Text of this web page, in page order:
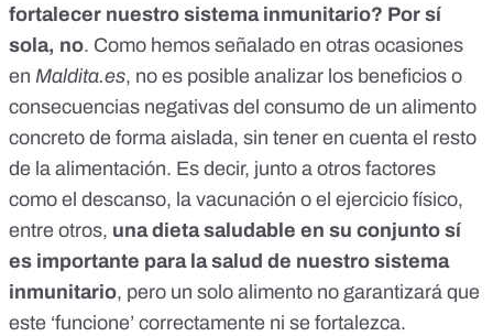
fortalecer nuestro sistema inmunitario? Por sí
sola, no. Como hemos señalado en otras ocasiones
en Maldita.es, no es posible analizar los beneficios o
consecuencias negativas del consumo de un alimento
concreto de forma aislada, sin tener en cuenta el resto
de la alimentación. Es decir, junto a otros factores
como el descanso, la vacunación o el ejercicio físico,
entre otros, una dieta saludable en su conjunto sí
es importante para la salud de nuestro sistema
inmunitario, pero un solo alimento no garantizará que
este ‘funcione’ correctamente ni se fortalezca.